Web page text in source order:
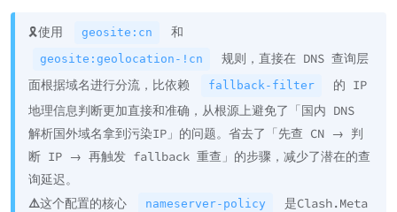
🎗️使用 geosite:cn 和
geosite:geolocation-!cn
规则，直接在 DNS 查询层
面根据域名进行分流，比依赖
fallback-filter
的 IP
地理信息判断更加直接和准确，从根源上避免了「国内 DNS
解析国外域名拿到污染IP」的问题。省去了「先查 CN → 判
断 IP → 再触发 fallback 重查」的步骤，减少了潜在的查
询延迟。
⚠️这个配置的核心 nameserver-policy
是Clash.Meta